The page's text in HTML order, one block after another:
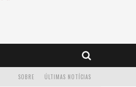
ÚLTIMAS NOTÍCIAS
SOBRE